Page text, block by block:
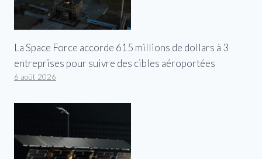
La Space Force accorde 615 millions de dollars à 3
entreprises pour suivre des cibles aéroportées
6 août 2026